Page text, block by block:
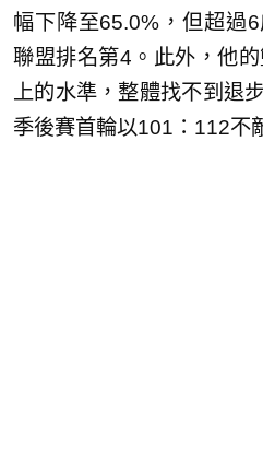
幅下降至65.0%，但超過
聯盟排名第4。此外，他
上的水準，整體找不到退
季後賽首輪以101：112不